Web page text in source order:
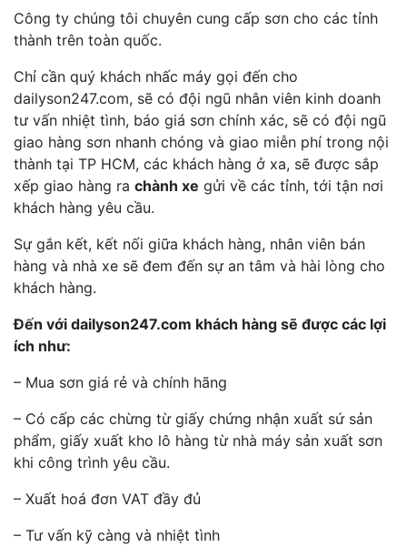
Công ty chúng tôi chuyên cung cấp sơn cho các tỉnh
thành trên toàn quốc.
Chỉ cần quý khách nhấc máy gọi đến cho
dailyson247.com, sẽ có đội ngũ nhân viên kinh doanh
tư vấn nhiệt tình, báo giá sơn chính xác, sẽ có đội ngũ
giao hàng sơn nhanh chóng và giao miễn phí trong nội
thành tại TP HCM, các khách hàng ở xa, sẽ được sắp
xếp giao hàng ra chành xe gửi về các tỉnh, tới tận nơi
khách hàng yêu cầu.
Sự gắn kết, kết nối giữa khách hàng, nhân viên bán
hàng và nhà xe sẽ đem đến sự an tâm và hài lòng cho
khách hàng.
Đến với dailyson247.com khách hàng sẽ được các lợi
ích như:
– Mua sơn giá rẻ và chính hãng
– Có cấp các chừng từ giấy chứng nhận xuất sứ sản
phẩm, giấy xuất kho lô hàng từ nhà máy sản xuất sơn
khi công trình yêu cầu.
– Xuất hoá đơn VAT đầy đủ
– Tư vấn kỹ càng và nhiệt tình